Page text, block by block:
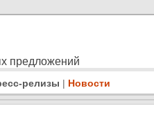
предложений
релизы | Новости